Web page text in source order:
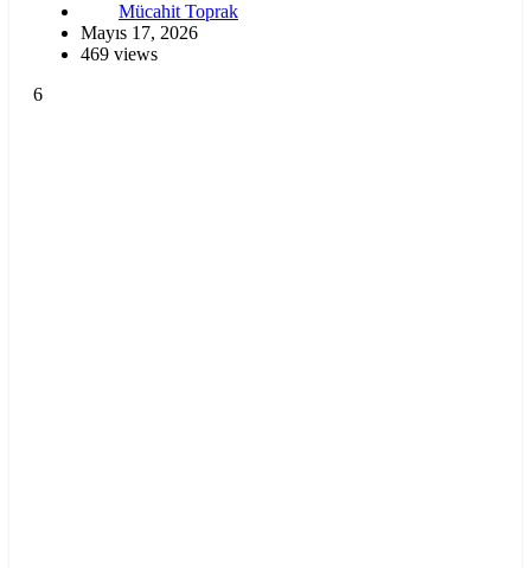
Mücahit Toprak
Mayıs 17, 2026
469 views
6